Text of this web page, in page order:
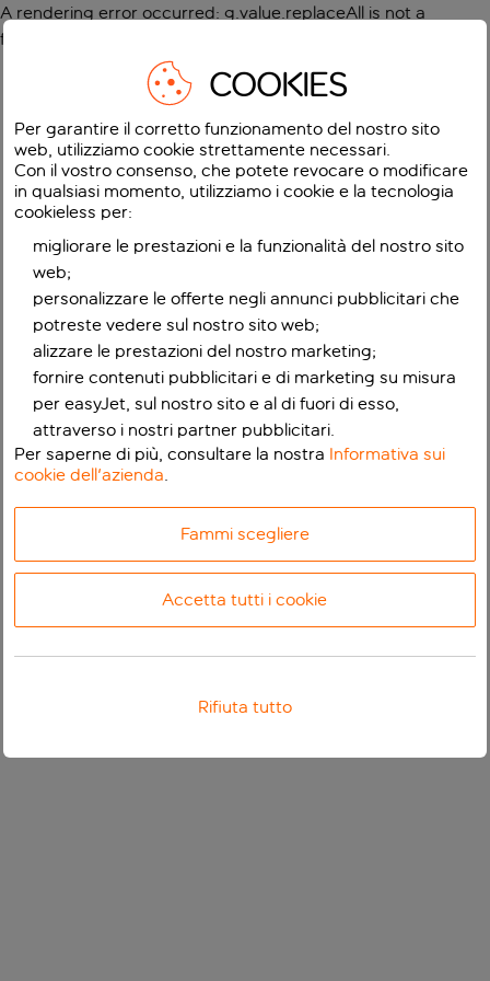
A rendering error occurred: g.value.replaceAll is not a
function
COOKIES
Per garantire il corretto funzionamento del nostro sito
web, utilizziamo cookie strettamente necessari.
Con il vostro consenso, che potete revocare o modificare
in qualsiasi momento, utilizziamo i cookie e la tecnologia
cookieless per:
migliorare le prestazioni e la funzionalità del nostro sito
web;
personalizzare le offerte negli annunci pubblicitari che
potreste vedere sul nostro sito web;
alizzare le prestazioni del nostro marketing;
fornire contenuti pubblicitari e di marketing su misura
per easyJet, sul nostro sito e al di fuori di esso,
attraverso i nostri partner pubblicitari.
Per saperne di più, consultare la nostra Informativa sui
cookie dell'azienda.
Fammi scegliere
Accetta tutti i cookie
Rifiuta tutto